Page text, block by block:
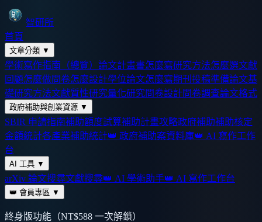
智研所
首頁
文章分類 ▼
學術寫作指南（總覽） 論文計畫書怎麼寫研究方法怎麼選文獻
回顧怎麼做問卷怎麼設計學位論文怎麼寫期刊投稿準備論文基
礎研究方法文獻質性研究量化研究問卷設計問卷調查論文格式
政府補助與創業資源 ▼
SBIR 申請指南補助額度試算補助計畫攻略政府補助補助核定
金額統計各產業補助統計👑 政府補助案資料庫👑 AI 寫作工作
台
AI 工具 ▼
arXiv 論文搜尋文獻搜尋👑 AI 學術助手👑 AI 寫作工作台
👑 會員專區 ▼
終身版功能（NT$588 一次解鎖）